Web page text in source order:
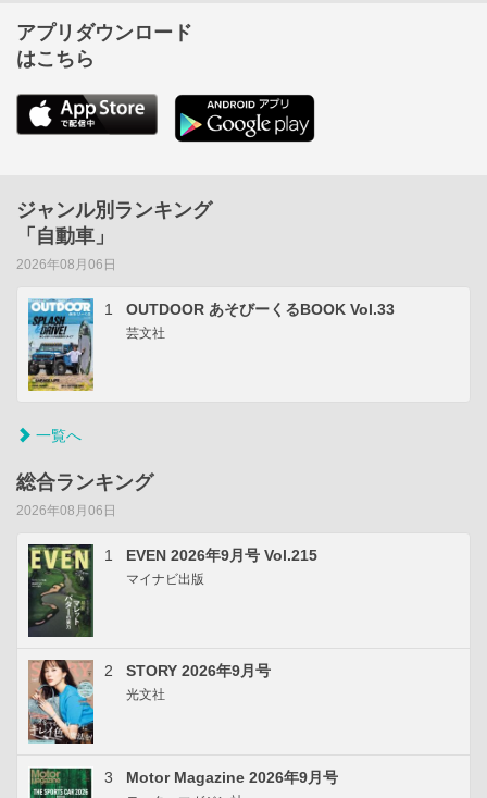
アプリダウンロード
はこちら
ジャンル別ランキング
「自動車」
2026年08月06日
1 OUTDOOR あそびーくるBOOK Vol.33
芸文社
一覧へ
総合ランキング
2026年08月06日
1 EVEN 2026年9月号 Vol.215
マイナビ出版
2 STORY 2026年9月号
光文社
3 Motor Magazine 2026年9月号